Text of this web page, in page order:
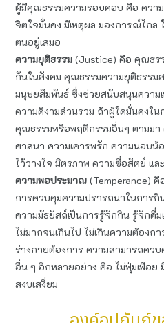
ผู้มีคุณธรรมความรอบคอบ คือ ความ
จิตใจมั่นคง มีเหตุผล มองการณ์ไกล
ตนอยู่เสมอ
ความยุติธรรม (Justice) คือ คุณธร
กันในสังคม คุณธรรมความยุติธรรม
มนุษยสัมพันธ์ ซึ่งช่วยสนับสนุนความเ
ความดีงามส่วนรวม ถ้าผู้ใดมั่นคงใ
คุณธรรมหรือพฤติกรรมอื่นๆ ตามม
ศาสนา ความเคารพรัก ความนอบ
ไว้วางใจ มิตรภาพ ความซื่อสัตย์ แล
ความพอประมาณ (Temperance)
การควบคุมความปรารถนาในการกิ
ความมัธยัสถ์เป็นการรู้จักกิน รู้จักดื่
ไม่มากจนเกินไป ไม่เกินความต้องก
ร่างกายต้องการ ความสามารถคว
อื่น ๆ อีกหลายอย่าง คือ ไม่ฟุ่มเฟือย
สงบเสงี่ยม